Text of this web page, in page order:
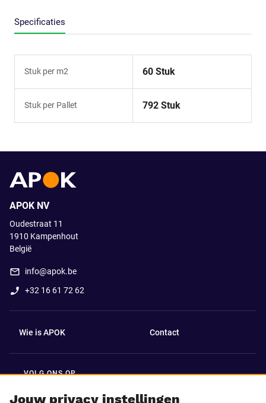
Specificaties
Stuk per m2 60 Stuk
Stuk per Pallet 792 Stuk
Jouw privacy instellingen
APOK NV
Oudestraat 11
1910 Kampenhout
België
info@apok.be
+32 16 61 72 62
Wie is APOK Contact
VOLG ONS OP
Facebook LinkedIn